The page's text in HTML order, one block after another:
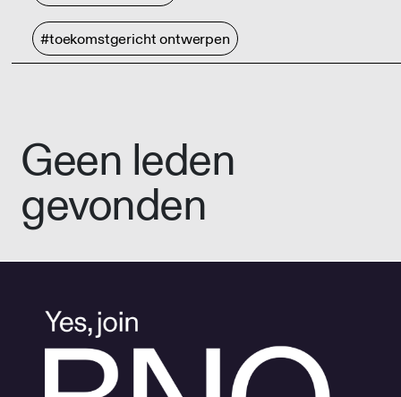
#toekomstgericht ontwerpen
Geen leden
gevonden